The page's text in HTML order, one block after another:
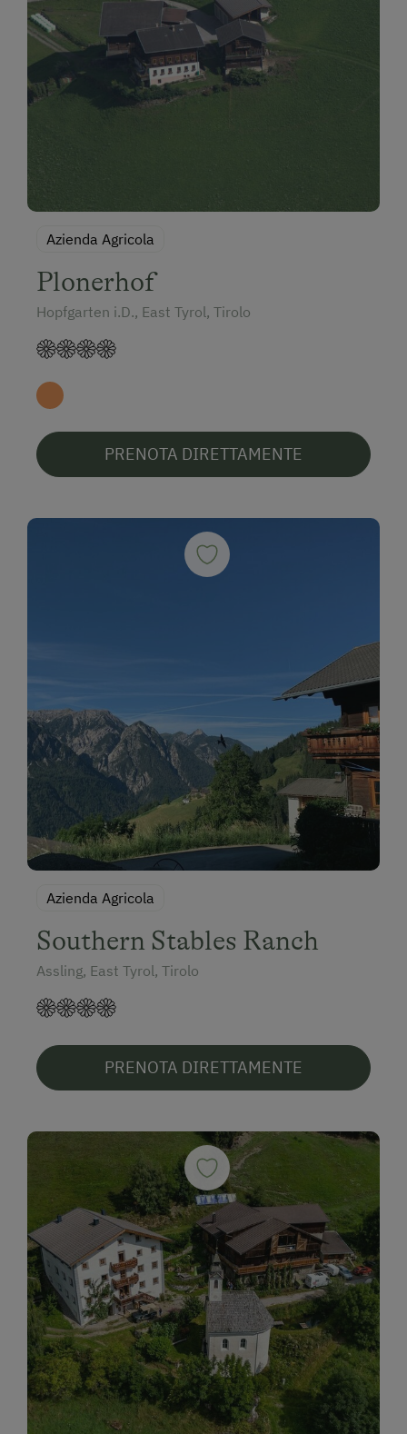
Azienda Agricola
Plonerhof
Hopfgarten i.D., East Tyrol, Tirolo
PRENOTA DIRETTAMENTE
Azienda Agricola
Southern Stables Ranch
Assling, East Tyrol, Tirolo
PRENOTA DIRETTAMENTE